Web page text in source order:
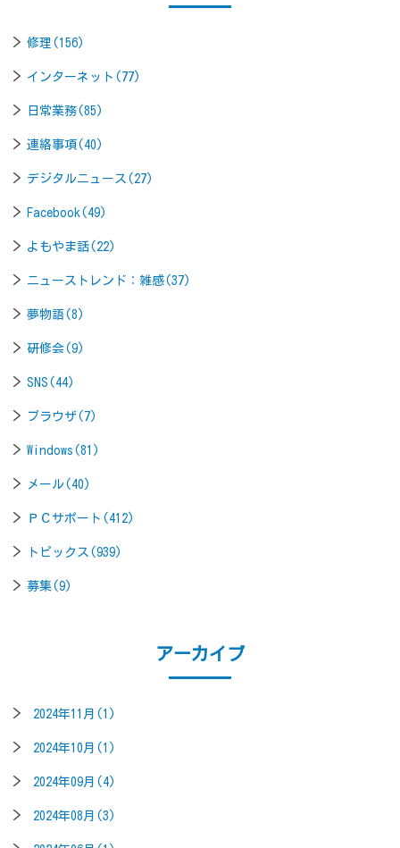
修理(156)
インターネット(77)
日常業務(85)
連絡事項(40)
デジタルニュース(27)
Facebook(49)
よもやま話(22)
ニューストレンド：雑感(37)
夢物語(8)
研修会(9)
SNS(44)
ブラウザ(7)
Windows(81)
メール(40)
ＰＣサポート(412)
トピックス(939)
募集(9)
アーカイブ
2024年11月(1)
2024年10月(1)
2024年09月(4)
2024年08月(3)